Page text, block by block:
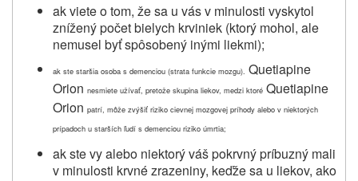
ak viete o tom, že sa u vás v minulosti vyskytol
znížený počet bielych krviniek (ktorý mohol, ale
nemusel byť spôsobený inými liekmi);
ak ste staršia osoba s demenciou (strata funkcie mozgu). Quetiapine
Orion nesmiete užívať, pretože skupina liekov, medzi ktoré Quetiapine
Orion patrí, môže zvýšiť riziko cievnej mozgovej príhody alebo v niektorých
prípadoch u starších ľudí s demenciou riziko úmrtia;
ak ste vy alebo niektorý váš pokrvný príbuzný mali
v minulosti krvné zrazeniny, keďže sa u liekov, ako